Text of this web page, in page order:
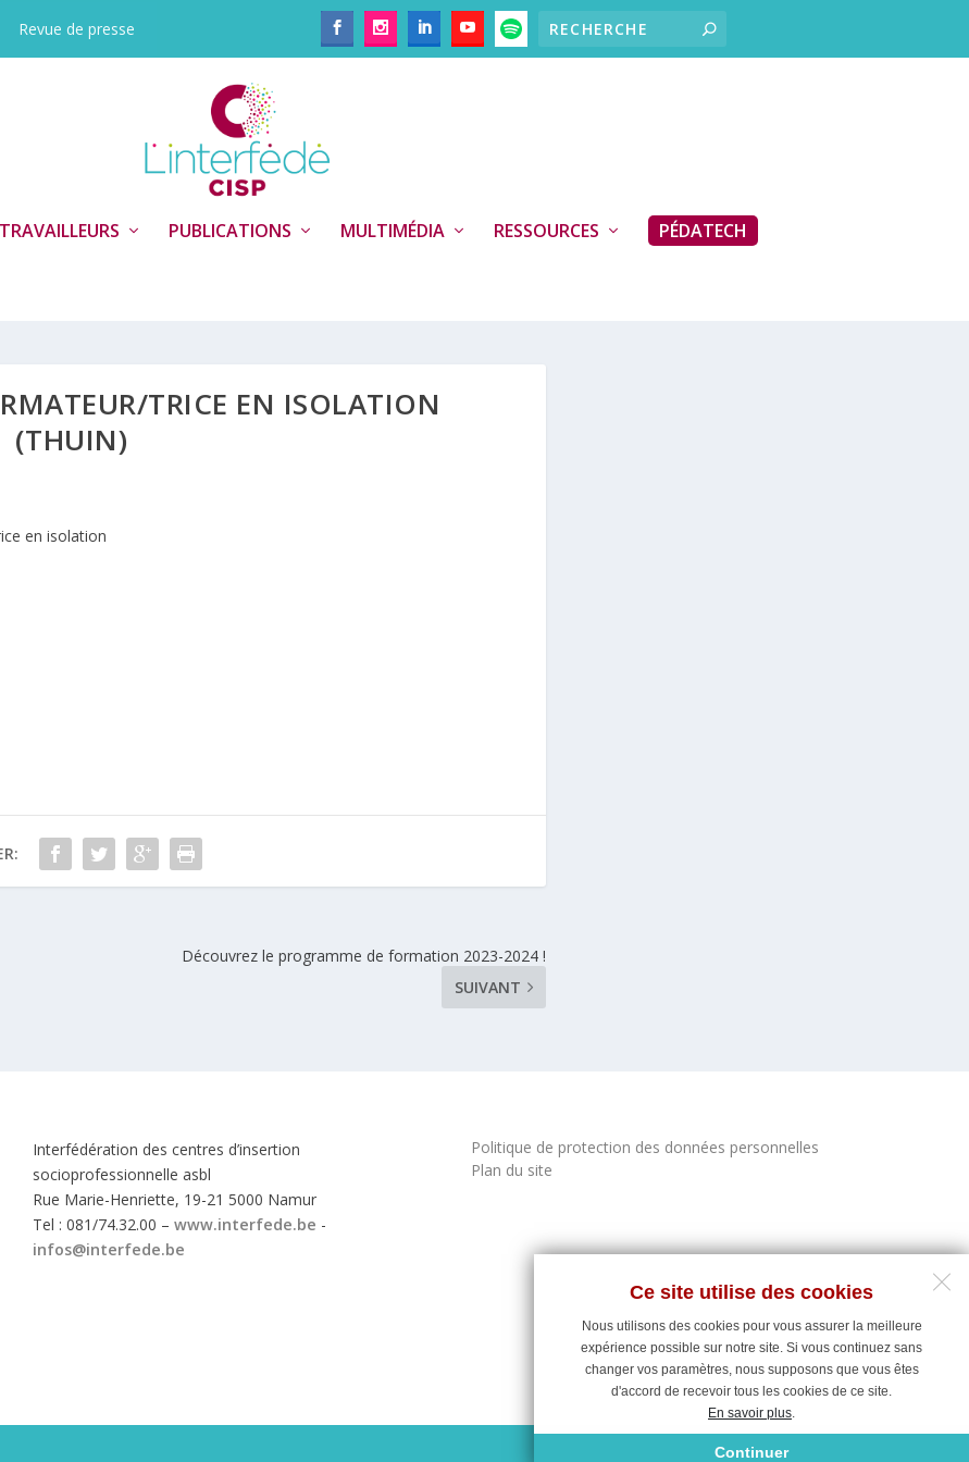
Ce site utilise des cookies
Nous utilisons des cookies pour vous assurer la meilleure
expérience possible sur notre site. Si vous continuez sans
changer vos paramètres, nous supposons que vous êtes
d'accord de recevoir tous les cookies de ce site.
En savoir plus.
Continuer
Revue de presse
PUBLICATIONS MULTIMÉDIA RESSOURCES PÉDATECH
TRICE EN ISOLATION
(THUIN)
en isolation
Découvrez le programme de formation 2023-2024 !
SUIVANT
Interfédération des centres d’insertion
socioprofessionnelle asbl
Rue Marie-Henriette, 19-21 5000 Namur
Tel : 081/74.32.00 –www.interfede.be -
infos@interfede.be
Politique de protection des données personnelles
Plan du site
Maintenance du site : Deligraph